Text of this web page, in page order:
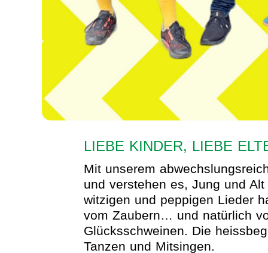
LIEBE KINDER, LIEBE
Mit unserem
und verstehen es, Jung und
witzigen und peppigen Lieder
vom Zaubern… und natürlich
Glücksschweinen. Die
Tanzen und Mitsingen.